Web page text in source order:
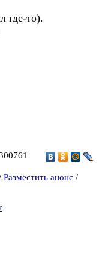
где-то).
Разместить анонс /